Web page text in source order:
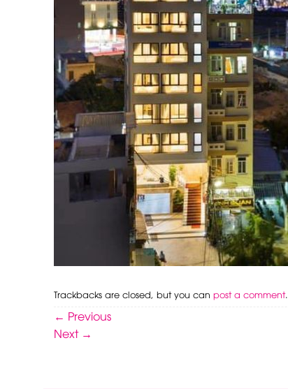
Trackbacks are closed, but you can post a comment.
← Previous
Next →